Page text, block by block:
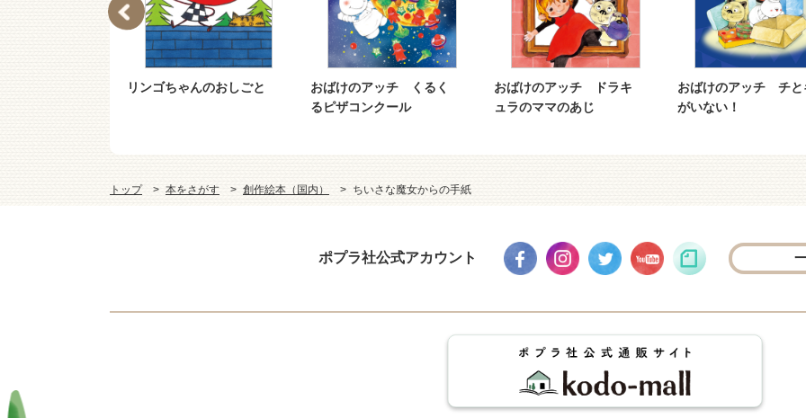
リンゴちゃんのおしごと
おばけのアッチ くるく
るピザコンクール
おばけのアッチ ドラキ
ュラのママのあじ
おばけのアッチ チと
がいない！
トップ 本をさがす 創作絵本（国内） ちいさな魔女からの手紙
ポプラ社公式アカウント